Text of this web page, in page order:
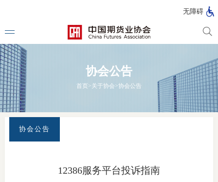
无障碍
法律法
行政法
协会公告
首页>关于协会>协会公告
协会公告
12386服务平台投诉指南
市
期
货
公
司
风
险
管
理
公
司
资
产
管
理
公
司